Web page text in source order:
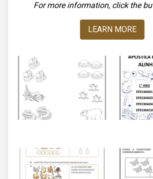
For more information, click the
LEARN MORE